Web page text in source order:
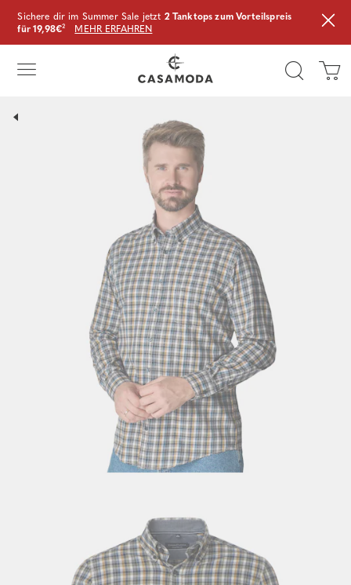
Sichere dir im Summer Sale jetzt 2 Tanktops zum Vorteilspreis
für 19,98€² MEHR ERFAHREN